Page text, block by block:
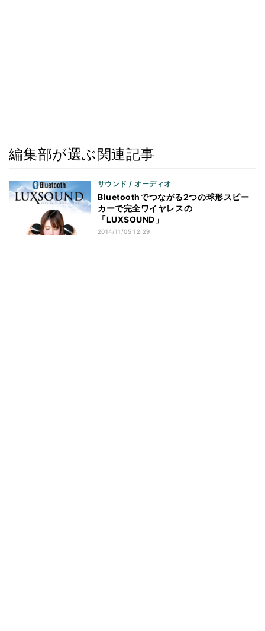
編集部が選ぶ関連記事
サウンド / オーディオ
Bluetoothでつながる2つの球形スピー
カーで完全ワイヤレスの
「LUXSOUND」
2014/11/05 12:29